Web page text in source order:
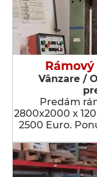
Vânzare /
Predám
2800x2000 x
2500 Euro.